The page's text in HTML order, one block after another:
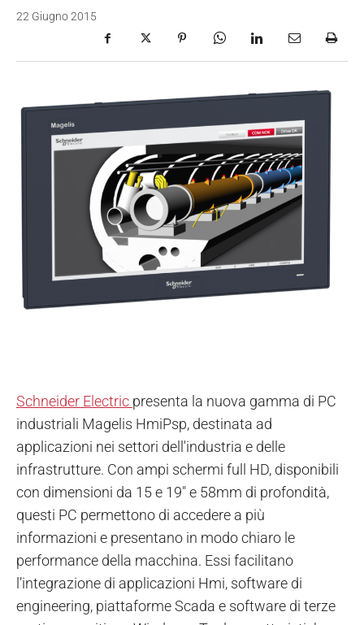
22 Giugno 2015
Schneider Electric presenta la nuova gamma di PC
industriali Magelis HmiPsp, destinata ad
applicazioni nei settori dell'industria e delle
infrastrutture. Con ampi schermi full HD, disponibili
con dimensioni da 15 e 19" e 58mm di profondità,
questi PC permettono di accedere a più
informazioni e presentano in modo chiaro le
performance della macchina. Essi facilitano
l’integrazione di applicazioni Hmi, software di
engineering, piattaforme Scada e software di terze